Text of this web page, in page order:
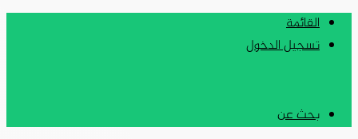
القائمة
تسجيل الدخول
بحث عن